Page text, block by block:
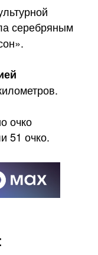
серебряным
очко
51 очко.